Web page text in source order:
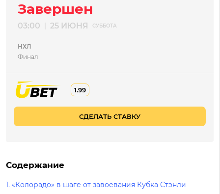
Завершен
03:00 25 ИЮНЯ СУББОТА
НХЛ
Финал
1.99
СДЕЛАТЬ СТАВКУ
Содержание
1. «Колорадо» в шаге от завоевания Кубка Стэнли